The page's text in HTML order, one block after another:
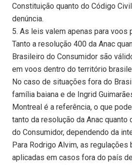
Constituição quanto do Código
denúncia.
5. As leis valem apenas para voos
Tanto a resolução 400 da Anac
Brasileiro do Consumidor são
em voos dentro do território
No caso de situações fora do
família baiana e de Ingrid
Montreal é a referência, o que
tanto da resolução da Anac quanto
do Consumidor, dependendo da
Para Rodrigo Alvim, as
aplicadas em casos fora do país